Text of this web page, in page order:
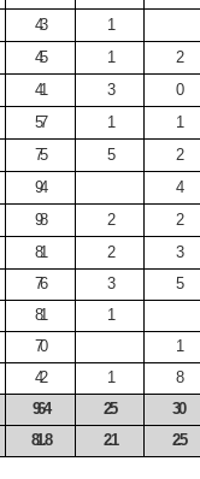
43 1
45 1 2
41 3 0
57 1 1
75 5 2
94 4
98 2 2
81 2 3
76 3 5
81 1
70 1
42 1 8
964 25 30
81.8 2.1 2.5